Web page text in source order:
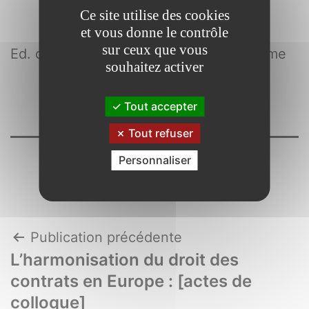
Ed. de la Maison des sciences de l’homme
Navigation
de
Publication précédente
L’harmonisation du droit des
contrats en Europe : [actes de
colloque]
Ce site utilise des cookies
et vous donne le contrôle
sur ceux que vous
souhaitez activer
Tout accepter
Tout refuser
Personnaliser